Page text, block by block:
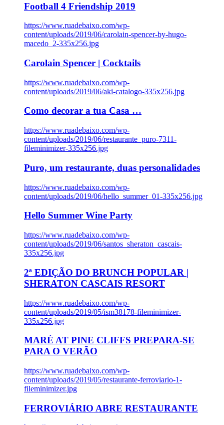
Football 4 Friendship 2019
https://www.ruadebaixo.com/wp-
content/uploads/2019/06/carolain-spencer-by-hugo-
macedo_2-335x256.jpg
Carolain Spencer | Cocktails
https://www.ruadebaixo.com/wp-
content/uploads/2019/06/aki-catalogo-335x256.jpg
Como decorar a tua Casa …
https://www.ruadebaixo.com/wp-
content/uploads/2019/06/restaurante_puro-7311-
fileminimizer-335x256.jpg
Puro, um restaurante, duas personalidades
https://www.ruadebaixo.com/wp-
content/uploads/2019/06/hello_summer_01-335x256.jpg
Hello Summer Wine Party
https://www.ruadebaixo.com/wp-
content/uploads/2019/06/santos_sheraton_cascais-
335x256.jpg
2ª EDIÇÃO DO BRUNCH POPULAR |
SHERATON CASCAIS RESORT
https://www.ruadebaixo.com/wp-
content/uploads/2019/05/ism38178-fileminimizer-
335x256.jpg
MARÉ AT PINE CLIFFS PREPARA-SE
PARA O VERÃO
https://www.ruadebaixo.com/wp-
content/uploads/2019/05/restaurante-ferroviario-1-
fileminimizer.jpg
FERROVIÁRIO ABRE RESTAURANTE